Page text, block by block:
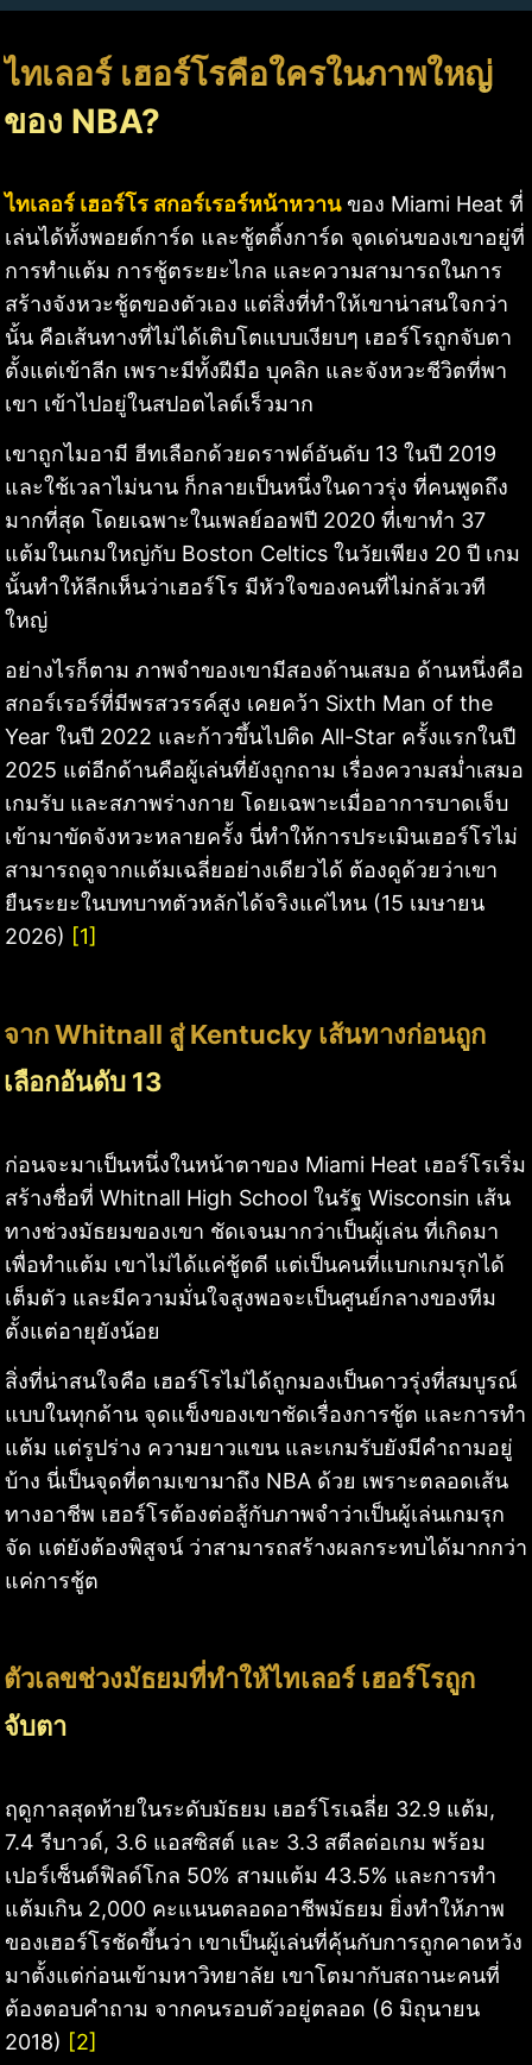
ไทเลอร์ เฮอร์โรคือใครในภาพใหญ่
ของ NBA?
ไทเลอร์ เฮอร์โร สกอร์เรอร์หน้าหวานของ Miami Heat ที่
เล่นได้ทั้งพอยต์การ์ด และชู้ตติ้งการ์ด จุดเด่นของเขาอยู่ที่
การทำแต้ม การชู้ตระยะไกล และความสามารถในการ
สร้างจังหวะชู้ตของตัวเอง แต่สิ่งที่ทำให้เขาน่าสนใจกว่า
นั้น คือเส้นทางที่ไม่ได้เติบโตแบบเงียบๆ เฮอร์โรถูกจับตา
ตั้งแต่เข้าลีก เพราะมีทั้งฝีมือ บุคลิก และจังหวะชีวิตที่พา
เขา เข้าไปอยู่ในสปอตไลต์เร็วมาก
เขาถูกไมอามี ฮีทเลือกด้วยดราฟต์อันดับ 13 ในปี 2019
และใช้เวลาไม่นาน ก็กลายเป็นหนึ่งในดาวรุ่ง ที่คนพูดถึง
มากที่สุด โดยเฉพาะในเพลย์ออฟปี 2020 ที่เขาทำ 37
แต้มในเกมใหญ่กับ Boston Celtics ในวัยเพียง 20 ปี เกม
นั้นทำให้ลีกเห็นว่าเฮอร์โร มีหัวใจของคนที่ไม่กลัวเวที
ใหญ่
อย่างไรก็ตาม ภาพจำของเขามีสองด้านเสมอ ด้านหนึ่งคือ
สกอร์เรอร์ที่มีพรสวรรค์สูง เคยคว้า Sixth Man of the
Year ในปี 2022 และก้าวขึ้นไปติด All-Star ครั้งแรกในปี
2025 แต่อีกด้านคือผู้เล่นที่ยังถูกถาม เรื่องความสม่ำเสมอ
เกมรับ และสภาพร่างกาย โดยเฉพาะเมื่ออาการบาดเจ็บ
เข้ามาขัดจังหวะหลายครั้ง นี่ทำให้การประเมินเฮอร์โรไม่
สามารถดูจากแต้มเฉลี่ยอย่างเดียวได้ ต้องดูด้วยว่าเขา
ยืนระยะในบทบาทตัวหลักได้จริงแค่ไหน (15 เมษายน
2026) [1]
จาก Whitnall สู่ Kentucky เส้นทางก่อนถูก
เลือกอันดับ 13
ก่อนจะมาเป็นหนึ่งในหน้าตาของ Miami Heat เฮอร์โรเริ่ม
สร้างชื่อที่ Whitnall High School ในรัฐ Wisconsin เส้น
ทางช่วงมัธยมของเขา ชัดเจนมากว่าเป็นผู้เล่น ที่เกิดมา
เพื่อทำแต้ม เขาไม่ได้แค่ชู้ตดี แต่เป็นคนที่แบกเกมรุกได้
เต็มตัว และมีความมั่นใจสูงพอจะเป็นศูนย์กลางของทีม
ตั้งแต่อายุยังน้อย
สิ่งที่น่าสนใจคือ เฮอร์โรไม่ได้ถูกมองเป็นดาวรุ่งที่สมบูรณ์
แบบในทุกด้าน จุดแข็งของเขาชัดเรื่องการชู้ต และการทำ
แต้ม แต่รูปร่าง ความยาวแขน และเกมรับยังมีคำถามอยู่
บ้าง นี่เป็นจุดที่ตามเขามาถึง NBA ด้วย เพราะตลอดเส้น
ทางอาชีพ เฮอร์โรต้องต่อสู้กับภาพจำว่าเป็นผู้เล่นเกมรุก
จัด แต่ยังต้องพิสูจน์ ว่าสามารถสร้างผลกระทบได้มากกว่า
แค่การชู้ต
ตัวเลขช่วงมัธยมที่ทำให้ไทเลอร์ เฮอร์โรถูก
จับตา
ฤดูกาลสุดท้ายในระดับมัธยม เฮอร์โรเฉลี่ย 32.9 แต้ม,
7.4 รีบาวด์, 3.6 แอสซิสต์ และ 3.3 สตีลต่อเกม พร้อม
เปอร์เซ็นต์ฟิลด์โกล 50% สามแต้ม 43.5% และการทำ
แต้มเกิน 2,000 คะแนนตลอดอาชีพมัธยม ยิ่งทำให้ภาพ
ของเฮอร์โรชัดขึ้นว่า เขาเป็นผู้เล่นที่คุ้นกับการถูกคาดหวัง
มาตั้งแต่ก่อนเข้ามหาวิทยาลัย เขาโตมากับสถานะคนที่
ต้องตอบคำถาม จากคนรอบตัวอยู่ตลอด (6 มิถุนายน
2018) [2]